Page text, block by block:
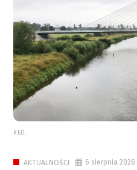
RED.
AKTUALNOŚCI 6 sierpnia 2026